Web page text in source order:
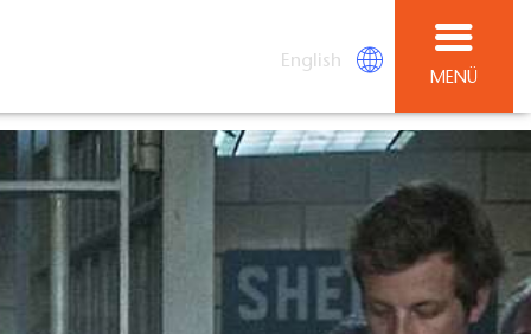
English
MENÜ